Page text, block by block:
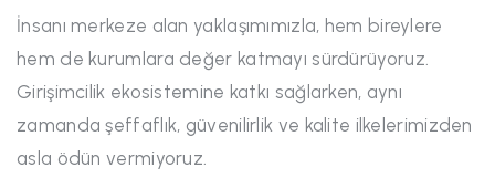
İnsanı merkeze alan yaklaşımımızla, hem bireylere
hem de kurumlara değer katmayı sürdürüyoruz.
Girişimcilik ekosistemine katkı sağlarken, aynı
zamanda şeffaflık, güvenilirlik ve kalite ilkelerimizden
asla ödün vermiyoruz.